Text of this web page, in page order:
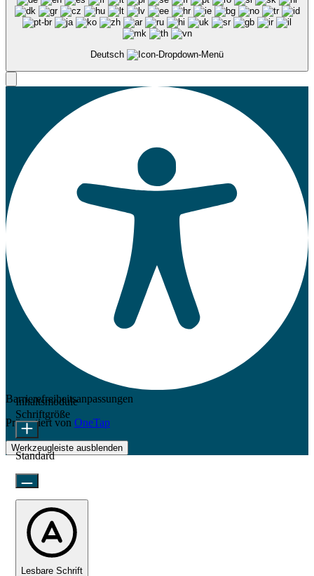
Deutsch
Barrierefreiheitsanpassungen
Präsentiert von OneTap
Werkzeugleiste ausblenden
Inhaltsmodule
Schriftgröße
Standard
Lesbare Schrift